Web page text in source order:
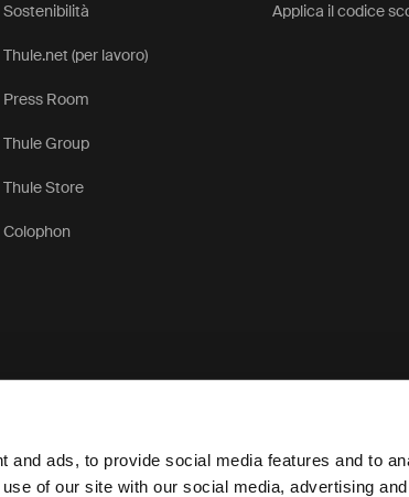
and ads, to provide social media features and to
of our site with our social media, advertising
Sostenibilità
Thule.net (per lavoro)
Press Room
Thule Group
Thule Store
Colophon
Applica il codice